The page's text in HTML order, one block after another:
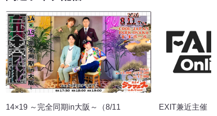
14×19 ～完全同期in大阪～（8/11
EXIT兼近主催